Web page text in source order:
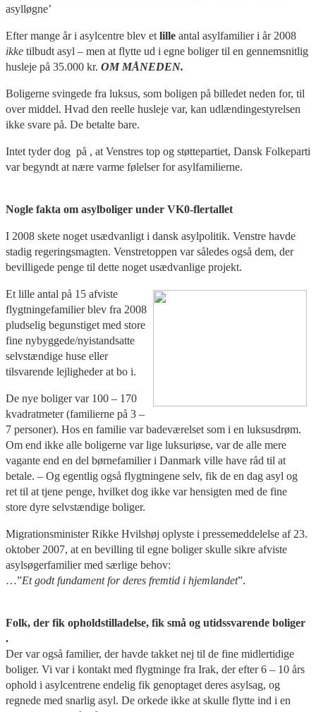
asylløgne’
Efter mange år i asylcentre blev et lille antal asylfamilier i år 2008
ikke tilbudt asyl – men at flytte ud i egne boliger til en gennemsnitlig
husleje på 35.000 kr. OM MÅNEDEN.
Boligerne svingede fra luksus, som boligen på billedet neden for, til
over middel. Hvad den reelle husleje var, kan udlændingestyrelsen
ikke svare på. De betalte bare.
Intet tyder dog på , at Venstres top og støttepartiet, Dansk Folkeparti
var begyndt at nære varme følelser for asylfamilierne.
Nogle fakta om asylboliger under VK0-flertallet
I 2008 skete noget usædvanligt i dansk asylpolitik. Venstre havde
stadig regeringsmagten. Venstretoppen var således også dem, der
bevilligede penge til dette noget usædvanlige projekt.
Et lille antal på 15 afviste
flygtningefamilier blev fra 2008
pludselig begunstiget med store
fine nybyggede/nyistandsatte
selvstændige huse eller
tilsvarende lejligheder at bo i.
De nye boliger var 100 – 170
kvadratmeter (familierne på 3 –
7 personer). Hos en familie var badeværelset som i en luksusdrøm.
Om end ikke alle boligerne var lige luksuriøse, var de alle mere
vagante end en del børnefamilier i Danmark ville have råd til at
betale. – Og egentlig også flygtningene selv, fik de en dag asyl og
ret til at tjene penge, hvilket dog ikke var hensigten med de fine
store dyre selvstændige boliger.
Migrationsminister Rikke Hvilshøj oplyste i pressemeddelelse af 23.
oktober 2007, at en bevilling til egne boliger skulle sikre afviste
asylsøgerfamilier med særlige behov:
…”Et godt fundament for deres fremtid i hjemlandet”.
Folk, der fik opholdstilladelse, fik små og utidssvarende boliger
.
Der var også familier, der havde takket nej til de fine midlertidige
boliger. Vi var i kontakt med flygtninge fra Irak, der efter 6 – 10 års
ophold i asylcentrene endelig fik genoptaget deres asylsag, og
regnede med snarlig asyl. De orkede ikke at skulle flytte ind i en